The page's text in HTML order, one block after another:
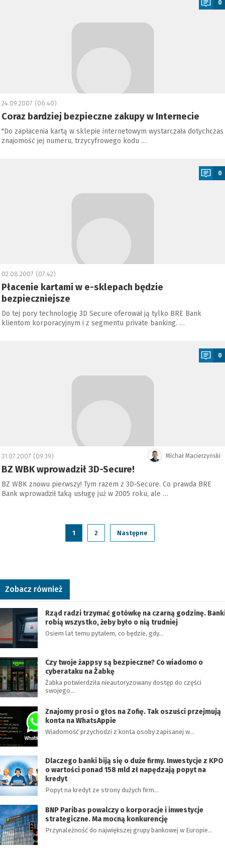
0
24.09.2007 (06:40)
Coraz bardziej bezpieczne zakupy w Internecie
"Do zapłacenia kartą w sklepie internetowym wystarczała dotychczas
znajomość jej numeru, trzycyfrowego kodu …
0
02.08.2007 (07:42)
Płacenie kartami w e-sklepach będzie
bezpieczniejsze
Do tej pory technologię 3D Secure oferował ją tylko BRE Bank
klientom korporacyjnym i z segmentu private banking. …
0
Michał Macierzyński
31.07.2007 (09:39)
BZ WBK wprowadził 3D-Secure!
BZ WBK znowu pierwszy! Tym razem z 3D-Secure. Co prawda BRE
Bank wprowadził taką usługę już w 2005 roku, ale …
1 2 Następne
Zobacz również
Rząd radzi trzymać gotówkę na czarną godzinę.
robią wszystko, żeby było o nią trudniej
Osiem lat temu pytałem, co będzie, gdy…
Czy twoje żappsy są bezpieczne? Co wiadomo o
cyberataku na Żabkę
Żabka potwierdziła nieautoryzowany dostęp do części
swojego…
Znajomy prosi o głos na Zofię. Tak oszuści przejmują
konta na WhatsAppie
Wiadomość przychodzi z konta osoby zapisanej w…
Dlaczego banki biją się o duże firmy. Inwestycje z KPO
o wartości ponad 158 mld zł napędzają popyt na
kredyt
Popyt na kredyt ze strony dużych firm…
BNP Paribas powalczy o korporacje i inwestycje
strategiczne. Ma mocną konkurencję
Przynależność do największej grupy bankowej w Europie…